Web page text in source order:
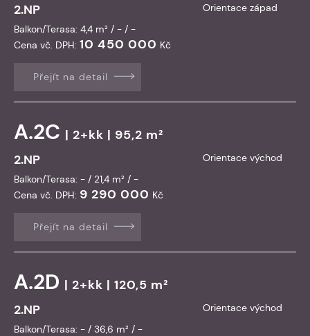
2.NP
Orientace západ
Balkon/Terasa: 4,4 m² / - / -
Cena vč. DPH: 10 450 000 Kč
Přejít na detail
A.2C | 2+kk | 95,2 m²
2.NP
Orientace východ
Balkon/Terasa: - / 21,4 m² / -
Cena vč. DPH: 9 290 000 Kč
Přejít na detail
A.2D | 2+kk | 120,5 m²
2.NP
Orientace východ
Balkon/Terasa: - / 36,6 m² / -